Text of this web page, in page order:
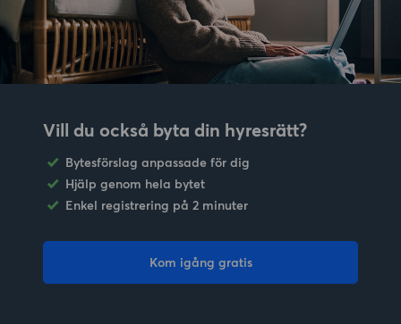
Vill du också byta din hyresrätt?
Bytesförslag anpassade för dig
Hjälp genom hela bytet
Enkel registrering på 2 minuter
Kom igång gratis